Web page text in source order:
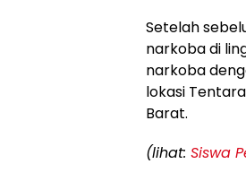
Setelah
narkoba di
narkoba
lokasi
Barat.
(lihat: Siswa